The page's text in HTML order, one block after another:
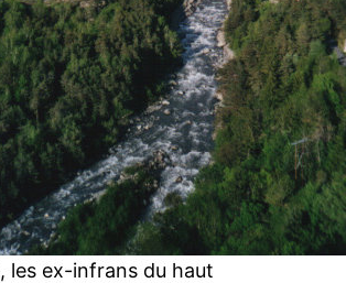
les ex-infrans du haut